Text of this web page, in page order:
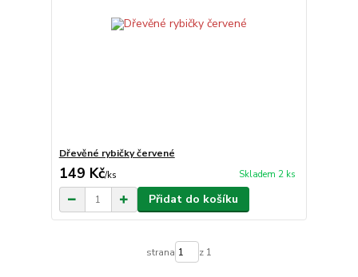
Dřevěné rybičky červené
149 Kč/ks Skladem 2 ks
Přidat do košíku
strana z 1